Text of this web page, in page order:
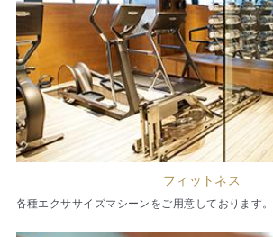
フィットネス
各種エクササイズマシーンをご用意しております。